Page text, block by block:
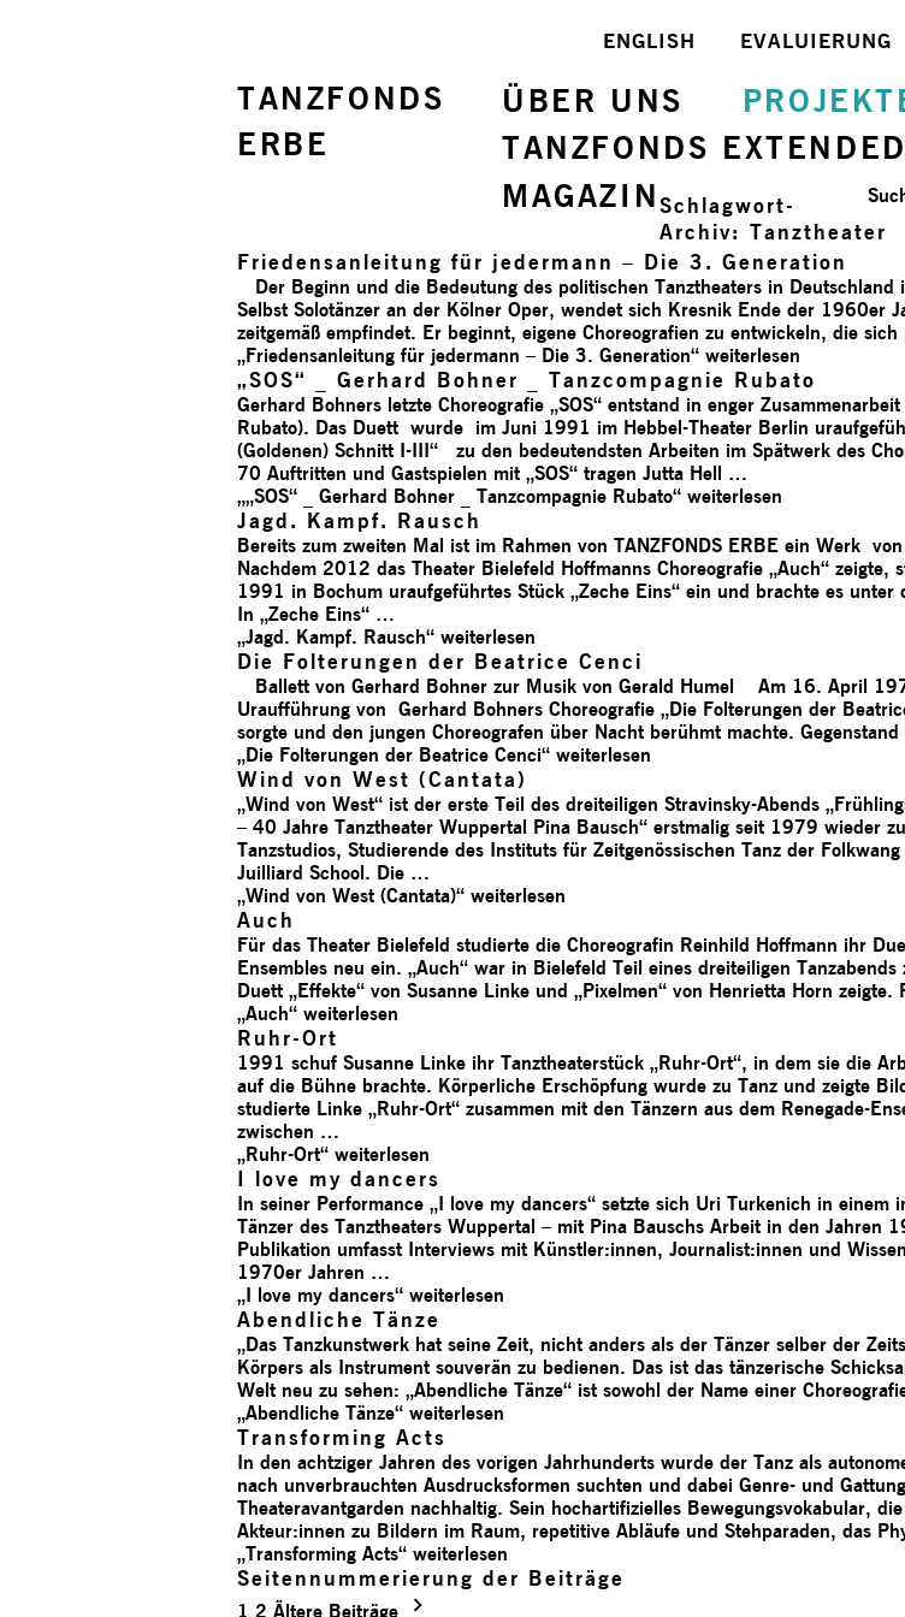
TANZFONDS
ERBE
EVALUIERUNG
ENGLISH
ÜBER UNS
TANZFONDS EXTENDED
MAGAZIN Schlagwort-
Archiv:Tanztheater
Friedensanleitung für jedermann – Die 3. Generation
Der Beginn und die Bedeutung des politischen Tanztheaters in
Selbst Solotänzer an der Kölner Oper, wendet sich Kresnik Ende der 1960er
zeitgemäß empfindet. Er beginnt, eigene Choreografien zu entwickeln, die
„Friedensanleitung für jedermann – Die 3. Generation“ weiterlesen
„SOS“ _ Gerhard Bohner _ Tanzcompagnie Rubato
Gerhard Bohners letzte Choreografie „SOS“ entstand in enger
Rubato). Das Duett wurde im Juni 1991 im Hebbel-Theater Berlin
(Goldenen) Schnitt I-III“ zu den bedeutendsten Arbeiten im Spätwerk des
70 Auftritten und Gastspielen mit „SOS“ tragen Jutta Hell …
„„SOS“ _ Gerhard Bohner _ Tanzcompagnie Rubato“ weiterlesen
Jagd. Kampf. Rausch
Bereits zum zweiten Mal ist im Rahmen von TANZFONDS ERBE ein Werk
Nachdem 2012 das Theater Bielefeld Hoffmanns Choreografie „Auch“
1991 in Bochum uraufgeführtes Stück „Zeche Eins“ ein und brachte es
In „Zeche Eins“ …
„Jagd. Kampf. Rausch“ weiterlesen
Die Folterungen der Beatrice Cenci
Ballett von Gerhard Bohner zur Musik von Gerald Humel Am 16. April
Uraufführung von Gerhard Bohners Choreografie „Die Folterungen der
sorgte und den jungen Choreografen über Nacht berühmt machte.
„Die Folterungen der Beatrice Cenci“ weiterlesen
Wind von West (Cantata)
„Wind von West“ ist der erste Teil des dreiteiligen Stravinsky-Abends
– 40 Jahre Tanztheater Wuppertal Pina Bausch“ erstmalig seit 1979 wieder
Tanzstudios, Studierende des Instituts für Zeitgenössischen Tanz der
Juilliard School. Die …
„Wind von West (Cantata)“ weiterlesen
Auch
Für das Theater Bielefeld studierte die Choreografin Reinhild Hoffmann ihr
Ensembles neu ein. „Auch“ war in Bielefeld Teil eines dreiteiligen
Duett „Effekte“ von Susanne Linke und „Pixelmen“ von Henrietta Horn
„Auch“ weiterlesen
Ruhr-Ort
1991 schuf Susanne Linke ihr Tanztheaterstück „Ruhr-Ort“, in dem sie die
auf die Bühne brachte. Körperliche Erschöpfung wurde zu Tanz und zeigte
studierte Linke „Ruhr-Ort“ zusammen mit den Tänzern aus dem Renegade-
zwischen …
„Ruhr-Ort“ weiterlesen
I love my dancers
In seiner Performance „I love my dancers“ setzte sich Uri Turkenich in einem
Tänzer des Tanztheaters Wuppertal – mit Pina Bauschs Arbeit in den Jahren
Publikation umfasst Interviews mit Künstler:innen, Journalist:innen und
1970er Jahren …
„I love my dancers“ weiterlesen
Abendliche Tänze
„Das Tanzkunstwerk hat seine Zeit, nicht anders als der Tänzer selber der
Körpers als Instrument souverän zu bedienen. Das ist das tänzerische
Welt neu zu sehen: „Abendliche Tänze“ ist sowohl der Name einer
„Abendliche Tänze“ weiterlesen
Transforming Acts
In den achtziger Jahren des vorigen Jahrhunderts wurde der Tanz als
nach unverbrauchten Ausdrucksformen suchten und dabei Genre- und
Theateravantgarden nachhaltig. Sein hochartifizielles Bewegungsvokabular,
Akteur:innen zu Bildern im Raum, repetitive Abläufe und Stehparaden, das
„Transforming Acts“ weiterlesen
Seitennummerierung der Beiträge
1 2 Ältere Beiträge